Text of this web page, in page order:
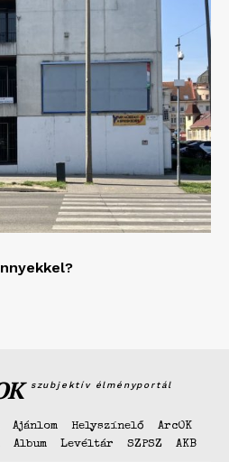
szubjektív élményportál
Ajánlom Helyszínelő
ArcOK
Album Levéltár SZPSZ AKB